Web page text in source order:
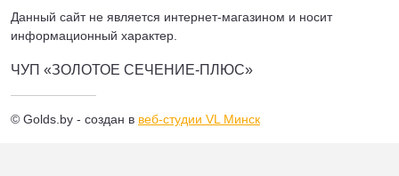
Данный сайт не является интернет-магазином и носит
информационный характер.
ЧУП «ЗОЛОТОЕ СЕЧЕНИЕ-ПЛЮС»
© Golds.by - создан в веб-студии VL Минск